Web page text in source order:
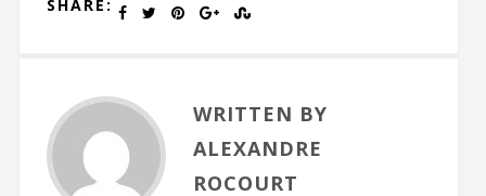
SHARE:
WRITTEN BY
ALEXANDRE
ROCOURT